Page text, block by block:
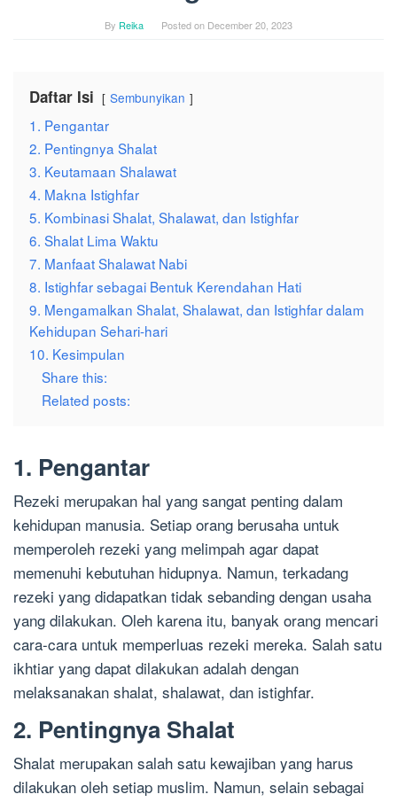
By Reika Posted on December 20, 2023
Daftar Isi Sembunyikan
1. Pengantar
2. Pentingnya Shalat
3. Keutamaan Shalawat
4. Makna Istighfar
5. Kombinasi Shalat, Shalawat, dan Istighfar
6. Shalat Lima Waktu
7. Manfaat Shalawat Nabi
8. Istighfar sebagai Bentuk Kerendahan Hati
9. Mengamalkan Shalat, Shalawat, dan Istighfar dalam
Kehidupan Sehari-hari
10. Kesimpulan
Share this:
Related posts:
1. Pengantar
Rezeki merupakan hal yang sangat penting dalam
kehidupan manusia. Setiap orang berusaha untuk
memperoleh rezeki yang melimpah agar dapat
memenuhi kebutuhan hidupnya. Namun, terkadang
rezeki yang didapatkan tidak sebanding dengan usaha
yang dilakukan. Oleh karena itu, banyak orang mencari
cara-cara untuk memperluas rezeki mereka. Salah satu
ikhtiar yang dapat dilakukan adalah dengan
melaksanakan shalat, shalawat, dan istighfar.
2. Pentingnya Shalat
Shalat merupakan salah satu kewajiban yang harus
dilakukan oleh setiap muslim. Namun, selain sebagai